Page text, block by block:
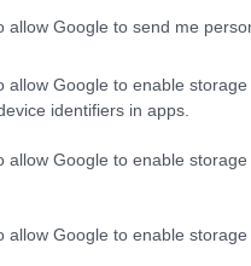
allow Google to send me
allow Google to enable
identifiers in apps.
allow Google to enable
allow Google to enable
in un momento di
vicino al centro.
della Valle del Ticino,
l’
per chi